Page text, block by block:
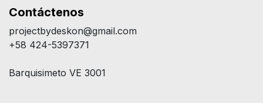
Contáctenos
projectbydeskon@gmail.com
+58 424-5397371
Barquisimeto VE 3001